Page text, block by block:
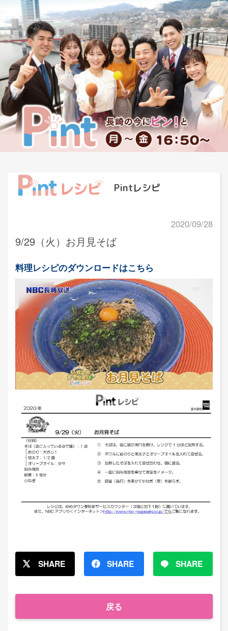
Pintレシピ
2020/09/28
9/29（火）お月見そば
料理レシピのダウンロードはこちら
SHARE SHARE SHARE
戻る